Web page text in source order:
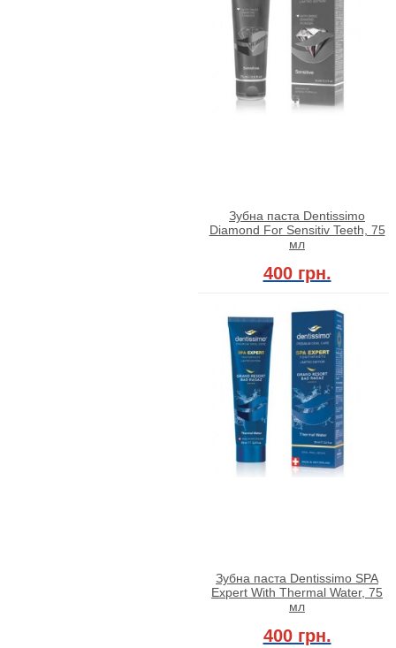
Зубна паста Dentissimo
Diamond For Sensitiv Teeth, 75
мл
400 грн.
Зубна паста Dentissimo SPA
Expert With Thermal Water, 75
мл
400 грн.